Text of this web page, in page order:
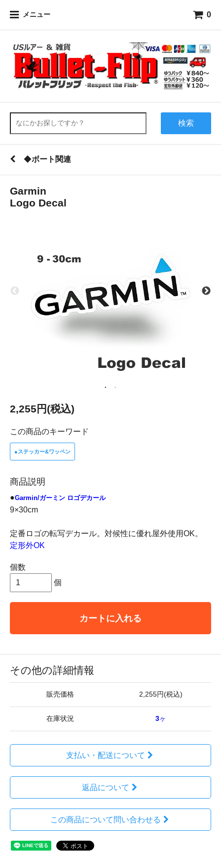
メニュー 0
検索
◆ボート関連
Garmin
Logo Decal
2,255円(税込)
この商品のキーワード
●ステッカー&ワッペン
商品説明
●Garmin/ガーミン ロゴデカール
9×30cm
定番ロゴの転写デカール。対候性に優れ屋外使用OK。
定形外OK
個数
個
カートに入れる
その他の詳細情報
販売価格 2,255円(税込)
在庫状況 3ヶ
支払い・配送について
返品について
この商品について問い合わせる